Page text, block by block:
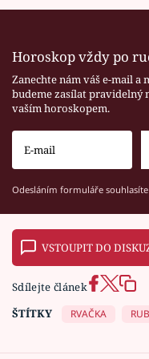
Horoskop vždy po
Zanechte nám váš e-mail a
budeme zasílat pravidelný
vaším horoskopem.
Odesláním formuláře souhlasíte
VSTOUPIT DO
Sdílejte článek
ŠTÍTKY
RVAČKA